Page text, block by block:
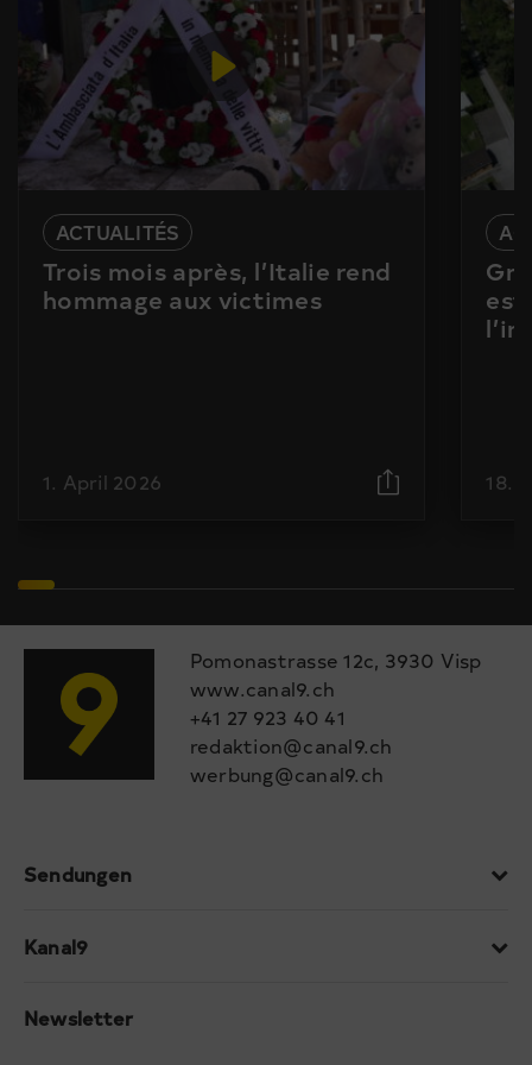
ACTUALITÉS
Trois mois après, l’Italie rend
hommage aux victimes
1. April 2026
est
18.
Pomonastrasse 12c, 3930 Visp
www.canal9.ch
+41 27 923 40 41
redaktion@canal9.ch
werbung@canal9.ch
Sendungen
Kanal9
Newsletter